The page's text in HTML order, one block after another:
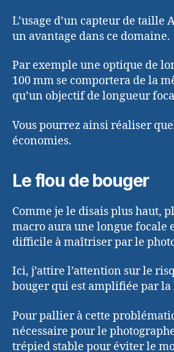
L’usage d’un capteur de taille
un avantage dans ce domaine.
Par exemple une optique de
100 mm se comportera de la
qu’un objectif de longueur
Vous pourrez ainsi réaliser
économies.
Le flou de bouger
Comme je le disais plus haut,
macro aura une longue focale
difficile à maîtriser par le
Ici, j’attire l’attention sur le
bouger qui est amplifiée par
Pour pallier à cette
nécessaire pour le
trépied stable pour éviter le